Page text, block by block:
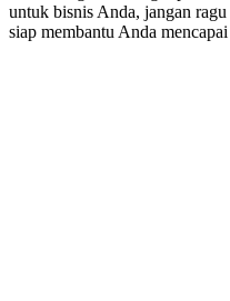
untuk bisnis Anda, jangan
siap membantu Anda